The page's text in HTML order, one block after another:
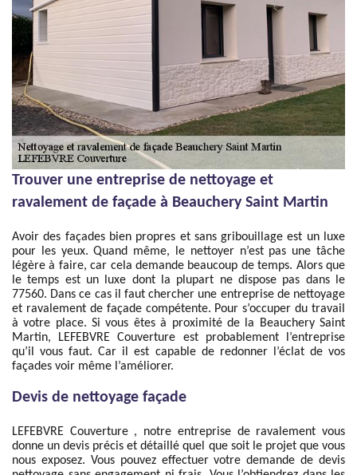
Trouver une entreprise de nettoyage et
ravalement de façade à Beauchery Saint Martin
Avoir des façades bien propres et sans gribouillage est un luxe
pour les yeux. Quand même, le nettoyer n’est pas une tâche
légère à faire, car cela demande beaucoup de temps. Alors que
le temps est un luxe dont la plupart ne dispose pas dans le
77560. Dans ce cas il faut chercher une entreprise de nettoyage
et ravalement de façade compétente. Pour s’occuper du travail
à votre place. Si vous êtes à proximité de la Beauchery Saint
Martin, LEFEBVRE Couverture est probablement l’entreprise
qu’il vous faut. Car il est capable de redonner l’éclat de vos
façades voir même l’améliorer.
Devis de nettoyage façade
LEFEBVRE Couverture , notre entreprise de ravalement vous
donne un devis précis et détaillé quel que soit le projet que vous
nous exposez. Vous pouvez effectuer votre demande de devis